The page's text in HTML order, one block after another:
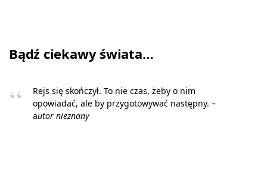
Bądź ciekawy świata…
Rejs się skończył. To nie czas, żeby o nim
opowiadać, ale by przygotowywać następny. –
autor nieznany